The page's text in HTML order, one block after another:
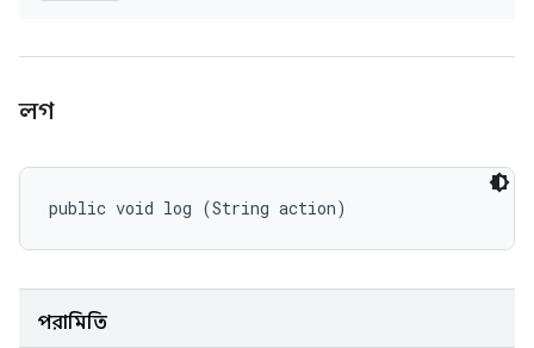
লগ
public void log (String action)
পরামিতি